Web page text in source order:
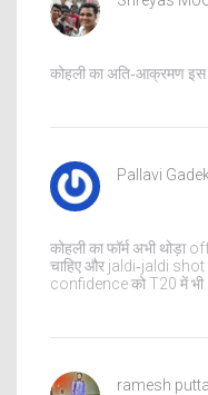
कोहली का अति‑आक्रमण इस
Pallavi
कोहली का फॉर्म अभी
चाहिए और jaldi‑jaldi shot
confidence को T20 में भी
ramesh